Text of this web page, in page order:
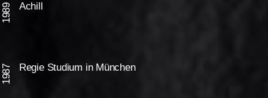
1989 Achill
1987 Regie Studium in München